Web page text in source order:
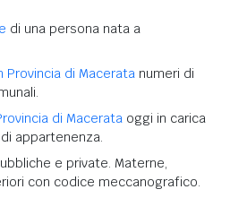
di una persona nata a
Provincia di Macerata numeri di
di Macerata oggi in carica
appartenenza.
e private. Materne,
con codice meccanografico.